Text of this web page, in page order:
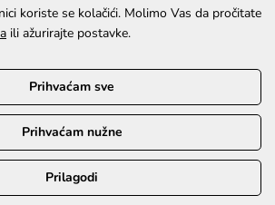
Sva prava pridržana.
koriste se kolačići. Molimo Vas da pročitate
ili ažurirajte postavke.
Prihvaćam sve
Prihvaćam nužne
Prilagodi